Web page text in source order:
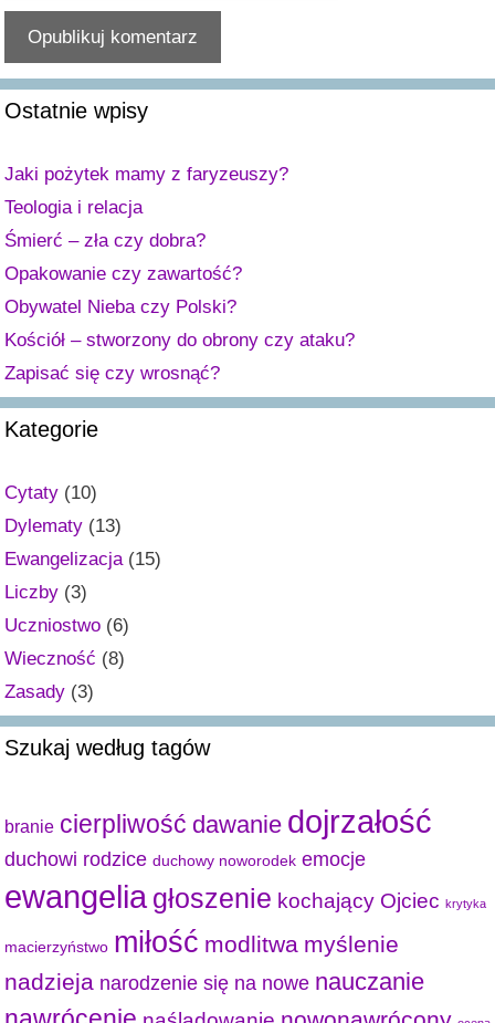
A
l
e
r
n
a
t
i
v
e
:
Ostatnie wpisy
Jaki pożytek mamy z faryzeuszy?
Teologia i relacja
Śmierć – zła czy dobra?
Opakowanie czy zawartość?
Obywatel Nieba czy Polski?
Kościół – stworzony do obrony czy ataku?
Zapisać się czy wrosnąć?
Kategorie
Cytaty (10)
Dylematy (13)
Ewangelizacja(15)
Liczby (3)
Uczniostwo (6)
Wieczność (8)
Zasady (3)
Szukaj według tagów
branie cierpliwość dawanie dojrzałość
duchowi rodzice duchowy noworodek emocje
ewangelia głoszenie kochający Ojciec krytyka
macierzyństwo miłość modlitwa myślenie
nadzieja narodzenie się na nowe nauczanie